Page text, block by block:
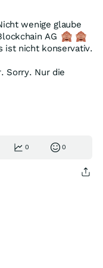
wenige glaube
AG
ist nicht konservativ.
Sorry. Nur die
0 0